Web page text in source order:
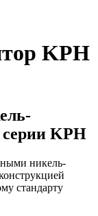
KPH
KPH
никель-
стандарту